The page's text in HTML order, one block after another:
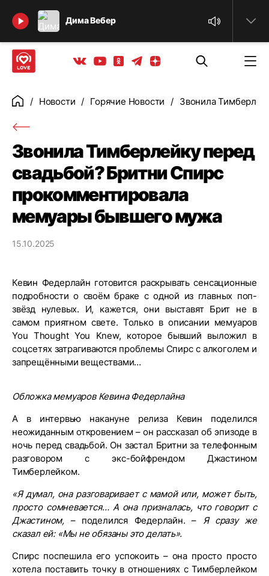
Дима Вебер
Найти
Вконтакте
YoutubeОдноклассники
ТелеграмЯндекс дзен
ГлавнаяНовости Горячие Новости Звонила
Звонила Тимберлейку перед
свадьбой? Бритни Спирс
прокомментировала
мемуары бывшего мужа
15.10.2025
Кевин Федерлайн готовится раскрывать сенсационные
подробности о своём браке с одной из главных поп-
звёзд нулевых. И, кажется, они выставят Брит не в
самом приятном свете. Только в описании мемуаров
You Thought You Knew, которое бывший выложил в
соцсетях затрагиваются проблемы Спирс с алкоголем и
запрещёнными веществами…
Обложка мемуаров Кевина Федерлайна
А в интервью накануне релиза Кевин поделился
неожиданным откровением – он рассказал об эпизоде в
ночь перед свадьбой. Он застал Бритни за телефонным
разговором с экс-бойфрендом Джастином
Тимберлейком.
«Я думал, она разговаривает с мамой или, может быть,
просто сомневается… А она призналась, что говорит с
Джастином,– поделился Федерлайн. – Я сразу же
сказал ей: «Мы не обязаны это делать».
Спирс поспешила его успокоить – она просто просто
хотела поставить точку в отношениях с Тимберлейком